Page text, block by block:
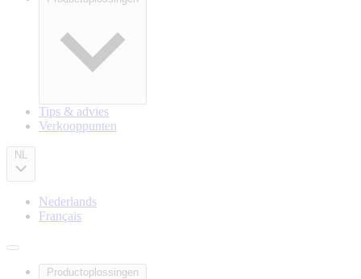
navigation
Tips & advies
Verkooppunten
NL
Nederlands
Français
Productoplossingen